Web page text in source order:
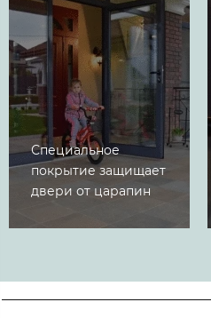
Специальное
покрытие защищает
двери от царапин